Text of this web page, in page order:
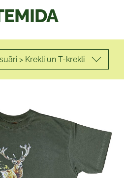
> Krekli un T-krekli